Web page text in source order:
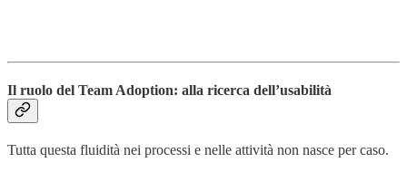
Il ruolo del Team Adoption: alla ricerca dell’usabilità
Tutta questa fluidità nei processi e nelle attività non nasce per caso.